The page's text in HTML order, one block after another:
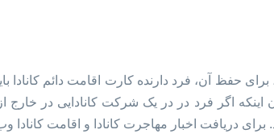
برای حفظ آن، فرد دارنده کارت اقامت دائم
ان اینکه اگر فرد در در یک شرکت کانادایی در
برای دریافت اخبار مهاجرت کانادا و اقامت